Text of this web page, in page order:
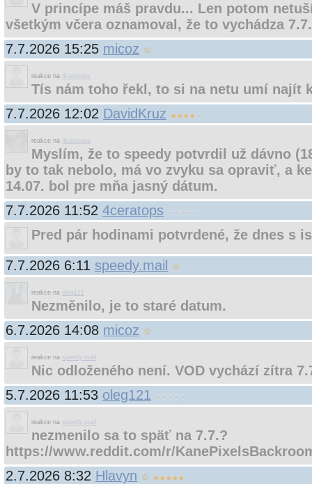
V princípe máš pravdu... Len potom
všetkým včera oznamoval, že to vychádza
7.7.2026 15:25 micoz
reakce na 4ceratops
Tís nám toho řekl, to si na netu umí najít
7.7.2026 12:02 DavidKruz
reakce na 4ceratops
Myslím, že to speedy potvrdil už dávno
by to tak nebolo, má vo zvyku sa opraviť, a
14.07. bol pre mňa jasný dátum.
7.7.2026 11:52 4ceratops
Pred pár hodinami potvrdené, že dnes s
7.7.2026 6:11 speedy.mail
reakce na oleg121
Nezměnilo, je to staré datum.
6.7.2026 14:08 micoz
reakce na speedy.mail
Nic odloženého není. VOD vychází zítra
5.7.2026 11:53 oleg121
reakce na speedy.mail
nezmenilo sa to späť na 7.7.?
https://www.reddit.com/r/
2.7.2026 8:32 Hlavyn